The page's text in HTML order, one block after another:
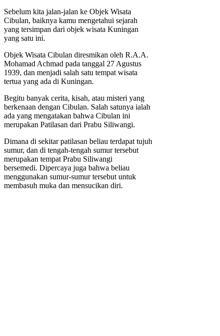
Sebelum kita jalan-jalan ke Objek Wisata
Cibulan, baiknya kamu mengetahui sejarah
yang tersimpan dari objek wisata Kuningan
yang satu ini.
Objek Wisata Cibulan diresmikan oleh R.A.A.
Mohamad Achmad pada tanggal 27 Agustus
1939, dan menjadi salah satu tempat wisata
tertua yang ada di Kuningan.
Begitu banyak cerita, kisah, atau misteri yang
berkenaan dengan Cibulan. Salah satunya ialah
ada yang mengatakan bahwa Cibulan ini
merupakan Patilasan dari Prabu Siliwangi.
Dimana di sekitar patilasan beliau terdapat tujuh
sumur, dan di tengah-tengah sumur tersebut
merupakan tempat Prabu Siliwangi
bersemedi. Dipercaya juga bahwa beliau
menggunakan sumur-sumur tersebut untuk
membasuh muka dan mensucikan diri.